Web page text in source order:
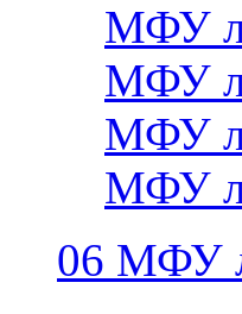
МФУ
МФУ
МФУ
МФУ
06 МФУ